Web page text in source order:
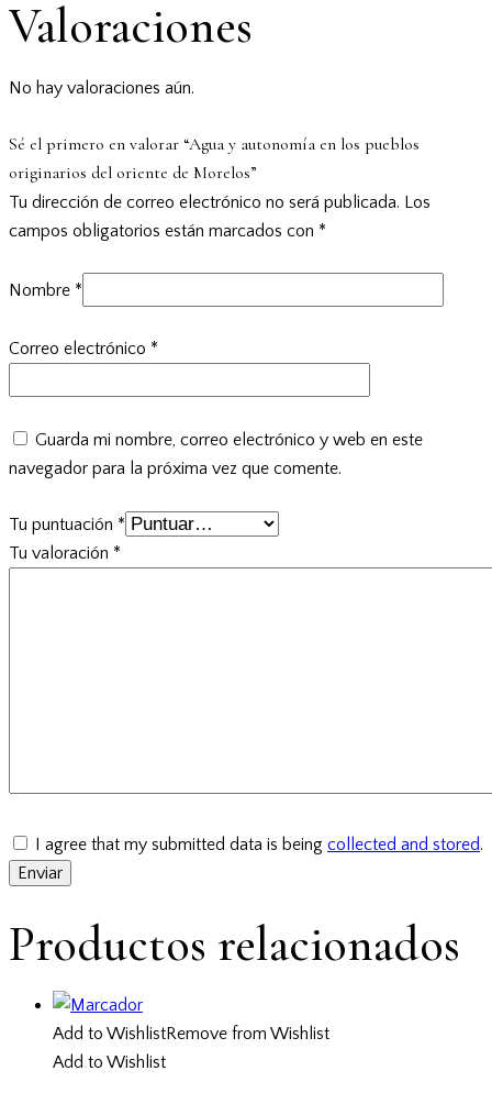
Valoraciones
No hay valoraciones aún.
Sé el primero en valorar “Agua y autonomía en los pueblos
originarios del oriente de Morelos”
Tu dirección de correo electrónico no será publicada. Los
campos obligatorios están marcados con *
Nombre *
Correo electrónico *
Guarda mi nombre, correo electrónico y web en este
navegador para la próxima vez que comente.
Tu puntuación *
Tu valoración *
I agree that my submitted data is being collected and stored.
Productos relacionados
Add to WishlistRemove from Wishlist
Add to Wishlist